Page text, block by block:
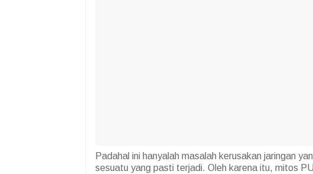
Padahal ini hanyalah masalah kerusakan jaringan
sesuatu yang pasti terjadi. Oleh karena itu, mitos